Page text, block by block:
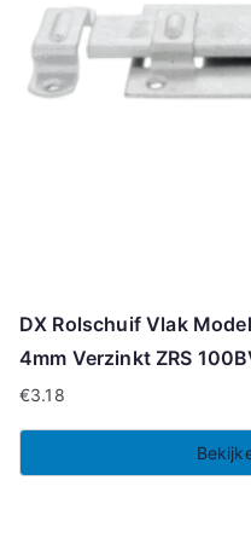
DX Rolschuif Vlak
4mm Verzinkt ZRS
€3.18